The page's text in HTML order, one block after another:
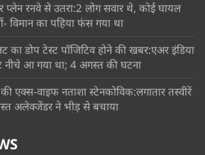
प्लेन रनवे से उतरा:2 लोग सवार थे, कोई घायल
विमान का पहिया फंस गया था
का डोप टेस्ट पॉजिटिव होने की खबर:एअर इंडिया
नीचे आ गया था; 4 अगस्त की घटना
एक्स-वाइफ नताशा स्टेनकोविक:लगातार तस्वीरें
अलेक्जेंडर ने भीड़ से बचाया